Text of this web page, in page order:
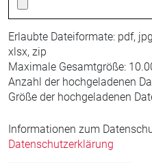
Erlaubte Dateiformate: pdf,
xlsx, zip
Maximale Gesamtgröße:
Anzahl der hochgeladenen
Größe der hochgeladenen
Informationen zum
Datenschutzerklärung